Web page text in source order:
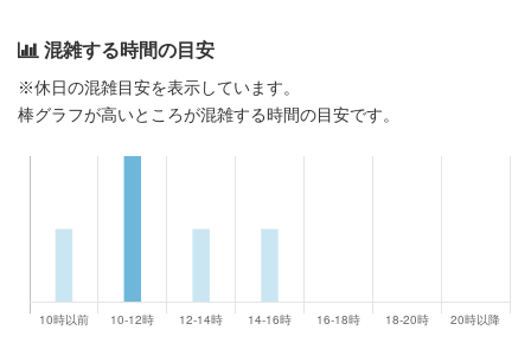
混雑する時間の目安
※休日の混雑目安を表示しています。
棒グラフが高いところが混雑する時間の目安です。